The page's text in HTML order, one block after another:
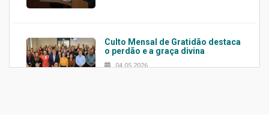
Culto Mensal de Gratidão destaca
o perdão e a graça divina
04.05.2026